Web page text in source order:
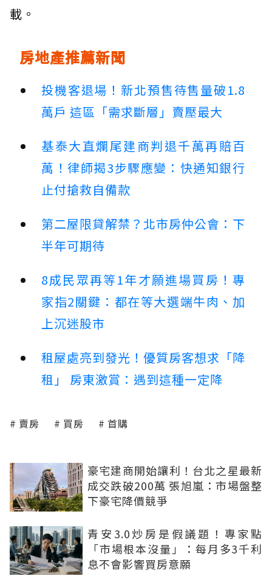
載。
房地產推薦新聞
投機客退場！新北預售待售量破1.8
萬戶 這區「需求斷層」賣壓最大
基泰大直爛尾建商判退千萬再賠百
萬！律師揭3步驟應變：快通知銀行
止付搶救自備款
第二屋限貸解禁？北市房仲公會：下
半年可期待
8成民眾再等1年才願進場買房！專
家指2關鍵：都在等大選端牛肉、加
上沉迷股市
租屋處亮到發光！優質房客想求「降
租」 房東激賞：遇到這種一定降
賣房 買房 首購
豪宅建商開始讓利！台北之星最新
成交跌破200萬 張旭嵐：市場盤整
下豪宅降價競爭
青安3.0炒房是假議題！專家點
「市場根本沒量」：每月多3千利
息不會影響買房意願